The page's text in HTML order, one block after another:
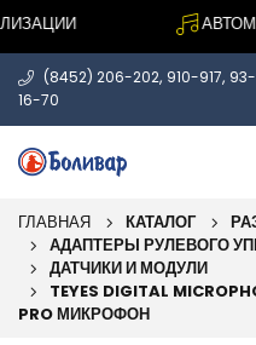
(8452) 206-202, 910-917, 93-
16-70
ГЛАВНАЯ КАТАЛОГ
АДАПТЕРЫ РУЛЕВОГО
ДАТЧИКИ И МОДУЛИ
TEYES DIGITAL
PRO МИКРОФОН